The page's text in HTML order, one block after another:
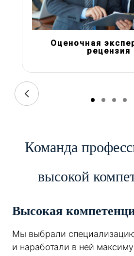
Оценочная
рецензия
Команда
высокой
Высокая
Мы выбрали
и наработали в ней